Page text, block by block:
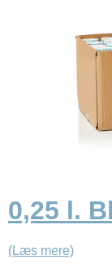
0,25 l.
(Læs mere)